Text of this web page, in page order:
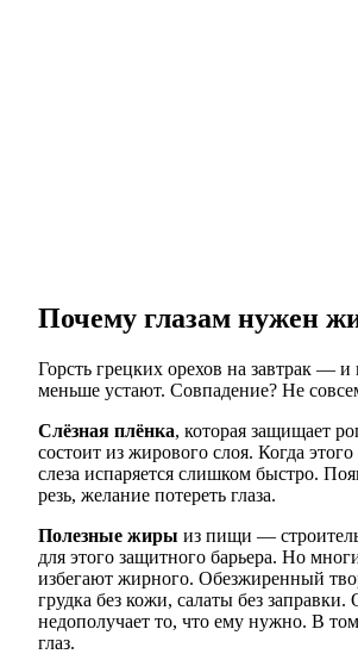
Почему глазам нужен
Горсть грецких орехов на завтрак — и
меньше устают. Совпадение? Не
Слёзная плёнка, которая защищает
состоит из жирового слоя. Когда этого
слеза испаряется слишком быстро.
резь, желание потереть глаза.
Полезные жиры из пищи —
для этого защитного барьера. Но
избегают жирного. Обезжиренный
грудка без кожи, салаты без заправки.
недополучает то, что ему нужно. В
глаз.